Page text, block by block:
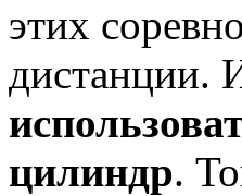
этих
дистанции.
цилиндр.